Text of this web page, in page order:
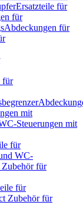
Ersatzteile für
für
Abdeckungen für
für
mit
Steuerungen mit
für
WC-
Zubehör für
für
Zubehör für